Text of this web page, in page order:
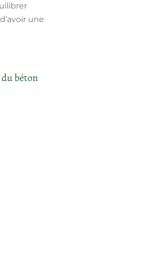
une
béton